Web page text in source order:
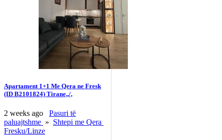
Apartament 1+1 Me Qera ne Fresk
(ID B2101824) Tirane,,/,
2 weeks ago
Pasuri të
paluajtshme » Shtepi me Qera
Fresku/Linze